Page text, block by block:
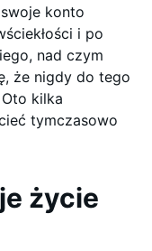
konto
i po
nad czym
że nigdy do tego
kilka
tymczasowo
życie